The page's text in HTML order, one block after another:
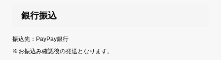
銀行振込
振込先：PayPay銀行
※お振込み確認後の発送となります。